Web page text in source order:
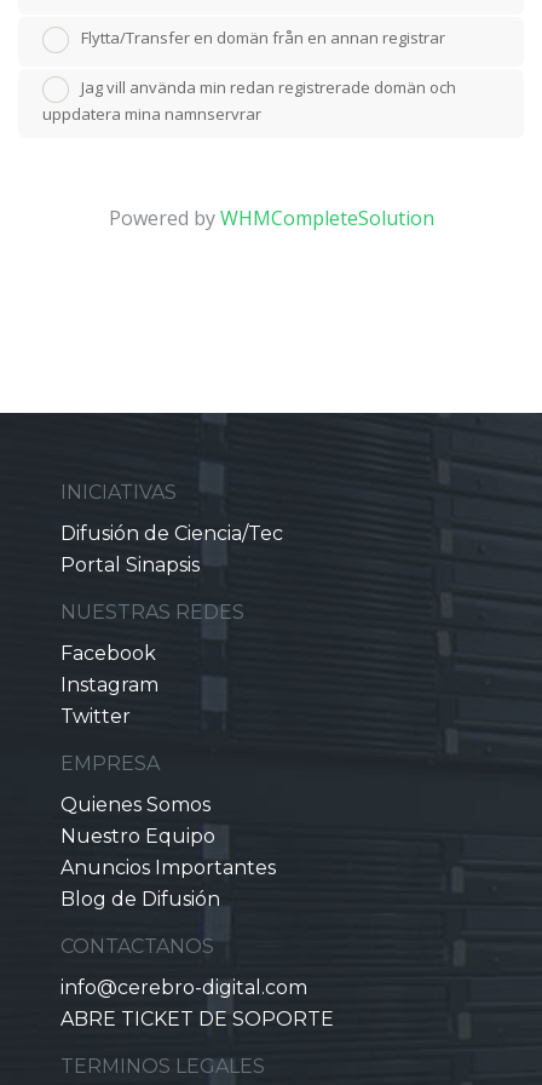
Flytta/Transfer en domän från en annan registrar
Jag vill använda min redan registrerade domän och
uppdatera mina namnservrar
Powered byWHMCompleteSolution
INICIATIVAS
Difusión de Ciencia/Tec
Portal Sinapsis
NUESTRAS REDES
Facebook
Instagram
Twitter
EMPRESA
Quienes Somos
Nuestro Equipo
Anuncios Importantes
Blog de Difusión
CONTACTANOS
info@cerebro-digital.com
ABRE TICKET DE SOPORTE
TERMINOS LEGALES